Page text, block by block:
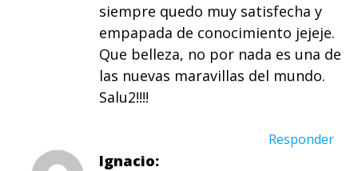
siempre quedo muy satisfecha y
empapada de conocimiento jejeje.
Que belleza, no por nada es una de
las nuevas maravillas del mundo.
Salu2!!!!
Responder
Ignacio